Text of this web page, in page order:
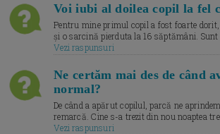
Voi iubi al doilea copil la fel
Pentru mine primul copil a fost foarte
și o sarcină pierduta la 16 săptămâni.
Vezi raspunsuri
Ne certăm mai des de când
normal?
De când a apărut copilul, parcă ne
remarcă. Cine s-a trezit din nou noaptea
Vezi raspunsuri